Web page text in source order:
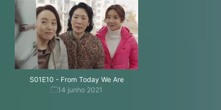
S01E10 - From Today We Are
14 junho 2021